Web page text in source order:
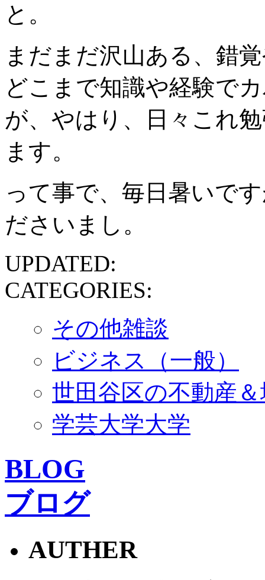
と。
まだまだ沢山ある、錯
どこまで知識や経験で
が、やはり、日々これ
ます。
って事で、毎日暑いで
ださいまし。
UPDATED:
CATEGORIES:
その他雑談
ビジネス（一般）
世田谷区の不動産＆
学芸大学大学
BLOG
ブログ
AUTHER